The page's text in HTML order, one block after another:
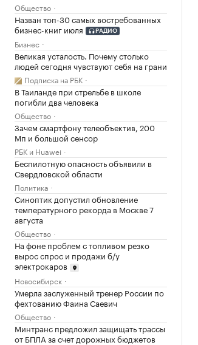
Общество
Назван топ-30 самых востребованных
бизнес-книг июля
РАДИО
Бизнес
Великая усталость. Почему столько
людей сегодня чувствуют себя на грани
Подписка на РБК
В Таиланде при стрельбе в школе
погибли два человека
Общество
Зачем смартфону телеобъектив, 200
Мп и большой сенсор
РБК и Huawei
Беспилотную опасность объявили в
Свердловской области
Политика
Синоптик допустил обновление
температурного рекорда в Москве 7
августа
Общество
На фоне проблем с топливом резко
вырос спрос и продажи б/у
электрокаров
Новосибирск
Умерла заслуженный тренер России по
фехтованию Фаина Саевич
Общество
Минтранс предложил защищать трассы
от БПЛА за счет дорожных бюджетов